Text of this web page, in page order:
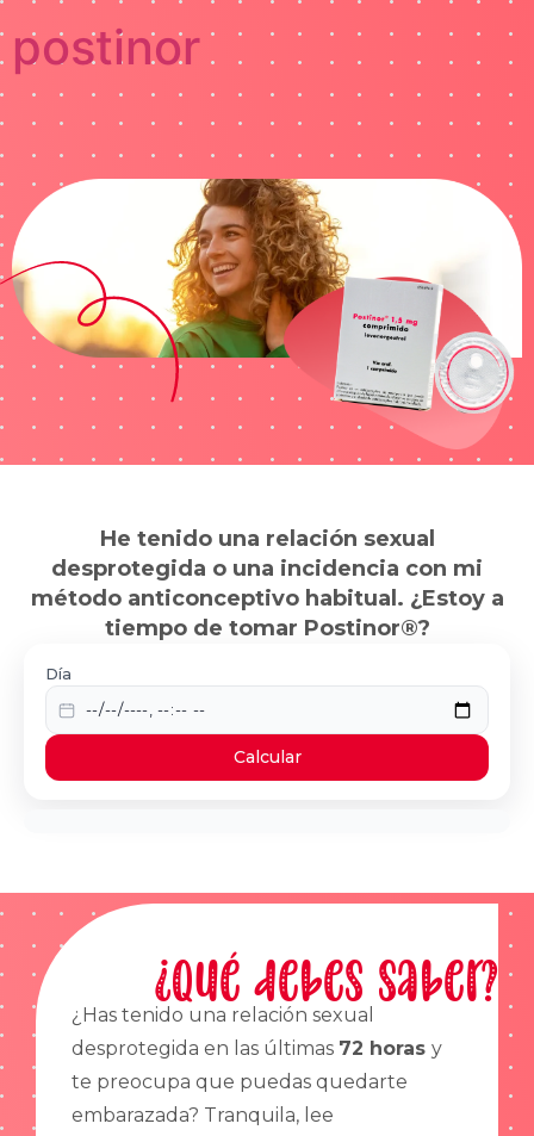
postinor
He tenido una relación sexual
desprotegida o una incidencia con mi
método anticonceptivo habitual. ¿Estoy a
tiempo de tomar Postinor®?
Día
Calcular
¿Qué debes saber?
¿Has tenido una relación sexual
desprotegida en las últimas 72 horas y
te preocupa que puedas quedarte
embarazada? Tranquila, lee